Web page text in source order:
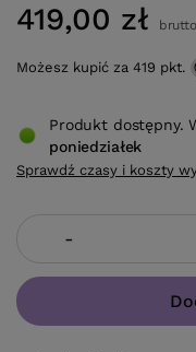
419,00 zł brutto
Możesz kupić za 419 pkt.
-
Produkt dostępny.
poniedziałek
Sprawdź czasy i koszty